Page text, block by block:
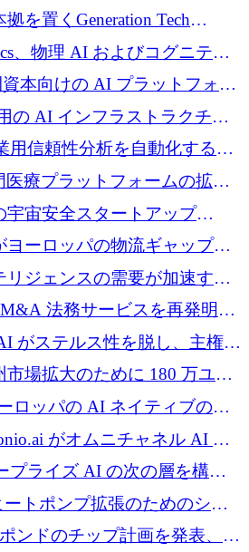
に投入するために 160 万ユー
を置くGeneration Tech
ユーロのAIロールアップファ
、物理 AI およびコグニティ
プラットフォームを拡張する
C で最大 14 億ドルを確保
資本向けの AI プラットフォー
に 1,800 万ドルを調達
の AI インフラストラクチャ
に 700 万ドルを調達
用信頼性分析を自動化するた
ロを調達
医療プラットフォームの拡大
を確保
宇宙安全スタートアップ
ースデブリ追跡に取り組むプ
得
ヨーロッパの物流ギャップを
された重量物運搬用eVTOL
表
リジェンスの需要が加速する
価額100億ユーロ以上で4億
調達
法務サービスを再発明す
ユーロを適切に確保
がステルス性を脱し、主権の
ライズ AI を強化
市場拡大のために 180 万ユー
ロッパの AI ネイティブの創
めに 6,000 万ユーロを調達
がオムニチャネル AI プ
ために 1,700 万ドルを調達
プライズ AI の次の層を構築
万ドルを獲得
トポンプ拡張のためのシー
万ユーロを確保
ンドのチップ計画を発表、英